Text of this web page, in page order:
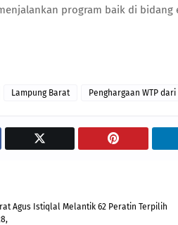
program baik di
Lampung Barat Penghargaan WTP
Agus Istiqlal Melantik 62 Peratin Terpilih